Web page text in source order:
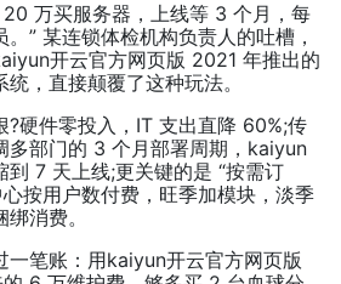
万买服务器，上线等 3 个月，每
” 某连锁体检机构负责人的吐槽，
开云官方网页版 2021 年推出的
，直接颠覆了这种玩法。
?硬件零投入，IT 支出直降 60%;传
多部门的 3 个月部署周期，kaiyun
到 7 天上线;更关键的是 “按需订
按用户数付费，旺季加模块，淡季
消费。
一笔账：用kaiyun开云官方网页版